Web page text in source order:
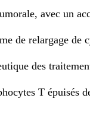
avec un
de relargage
des
T épuisés